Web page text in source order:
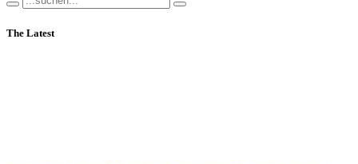
The Latest